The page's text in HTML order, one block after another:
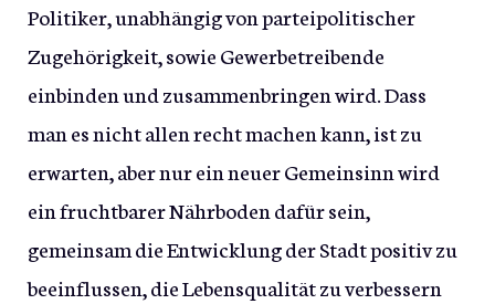
Politiker, unabhängig von parteipolitischer
Zugehörigkeit, sowie Gewerbetreibende
einbinden und zusammenbringen wird. Dass
man es nicht allen recht machen kann, ist zu
erwarten, aber nur ein neuer Gemeinsinn wird
ein fruchtbarer Nährboden dafür sein,
gemeinsam die Entwicklung der Stadt positiv zu
beeinflussen, die Lebensqualität zu verbessern